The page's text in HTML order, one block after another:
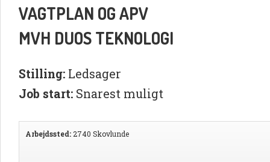
VAGTPLAN OG APV
MVH DUOS TEKNOLOGI
Stilling: Ledsager
Job start: Snarest muligt
Arbejdssted: 2740 Skovlunde